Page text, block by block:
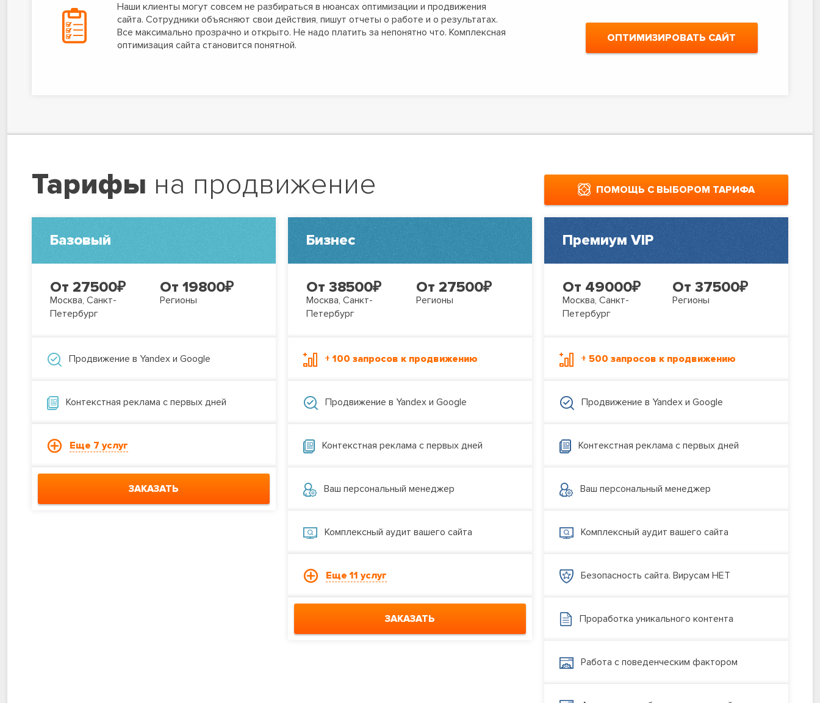
Наши клиенты могут совсем не разбираться в нюансах оптимизации и продвижения
сайта. Сотрудники объясняют свои действия, пишут отчеты о работе и о результатах.
Все максимально прозрачно и открыто. Не надо платить за непонятно что. Комплексная
оптимизация сайта становится понятной.
ОПТИМИЗИРОВАТЬ САЙТ
Тарифы на продвижение ПОМОЩЬ С ВЫБОРОМ ТАРИФА
Базовый
От 27500₽
Москва, Санкт-
Петербург
От 19800₽
Регионы
Продвижение в Yandex и Google
Контекстная реклама с первых дней
Еще 7 услуг
ЗАКАЗАТЬ
Бизнес
От 38500₽
Москва, Санкт-
Петербург
От 27500₽
Регионы
+ 100 запросов к продвижению
Продвижение в Yandex и Google
Контекстная реклама с первых дней
Ваш персональный менеджер
Комплексный аудит вашего сайта
Еще 11 услуг
ЗАКАЗАТЬ
Премиум VIP
От 49000₽
Москва, Санкт-
Петербург
От 37500₽
Регионы
+ 500 запросов к продвижению
Продвижение в Yandex и Google
Контекстная реклама с первых дней
Ваш персональный менеджер
Комплексный аудит вашего сайта
Безопасность сайта. Вирусам НЕТ
Проработка уникального контента
Работа с поведенческим фактором